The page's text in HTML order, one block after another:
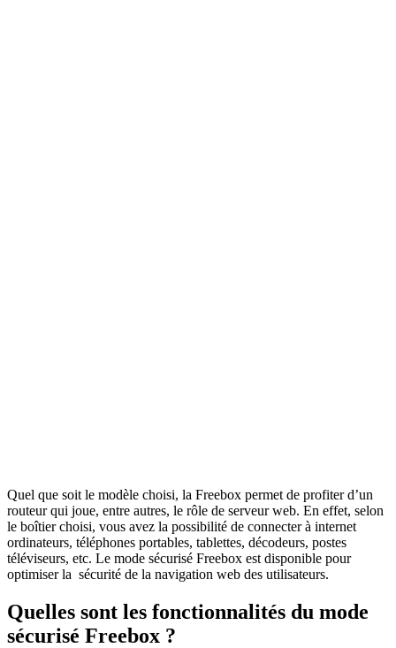
Quel que soit le modèle choisi, la Freebox permet de profiter d’un
routeur qui joue, entre autres, le rôle de serveur web. En effet, selon
le boîtier choisi, vous avez la possibilité de connecter à internet
ordinateurs, téléphones portables, tablettes, décodeurs, postes
téléviseurs, etc. Le mode sécurisé Freebox est disponible pour
optimiser la sécurité de la navigation web des utilisateurs.
Quelles sont les fonctionnalités du mode
sécurisé Freebox ?